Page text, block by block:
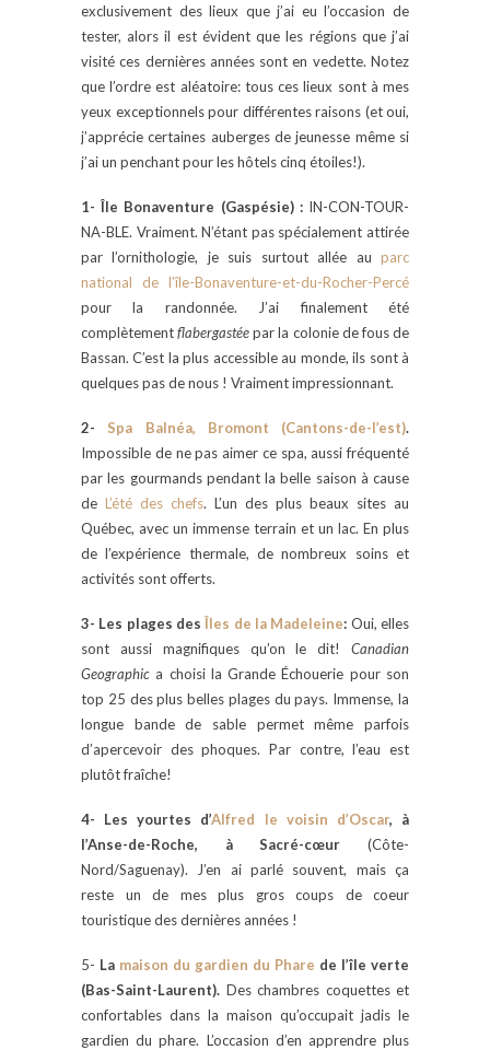
exclusivement des lieux que j’ai eu l’occasion de
tester, alors il est évident que les régions que j’ai
visité ces dernières années sont en vedette. Notez
que l’ordre est aléatoire: tous ces lieux sont à mes
yeux exceptionnels pour différentes raisons (et oui,
j’apprécie certaines auberges de jeunesse même si
j’ai un penchant pour les hôtels cinq étoiles!).
1- Île Bonaventure (Gaspésie) :IN-CON-TOUR-
NA-BLE. Vraiment. N’étant pas spécialement attirée
par l’ornithologie, je suis surtout allée au parc
national de l’île-Bonaventure-et-du-Rocher-Percé
pour la randonnée. J’ai finalement été
complètementflabergastéepar la colonie de fous de
Bassan. C’est la plus accessible au monde, ils sont à
quelques pas de nous ! Vraiment impressionnant.
2- Spa Balnéa, Bromont (Cantons-de-l’est).
Impossible de ne pas aimer ce spa, aussi fréquenté
par les gourmands pendant la belle saison à cause
de L’été des chefs. L’un des plus beaux sites au
Québec, avec un immense terrain et un lac. En plus
de l’expérience thermale, de nombreux soins et
activités sont offerts.
3- Les plages desÎles de la Madeleine: Oui, elles
sont aussi magnifiques qu’on le dit! Canadian
Geographic a choisi la Grande Échouerie pour son
top 25 des plus belles plages du pays. Immense, la
longue bande de sable permet même parfois
d’apercevoir des phoques. Par contre, l’eau est
plutôt fraîche!
4- Les yourtes d’Alfred le voisin d’Oscar, à
l’Anse-de-Roche, à Sacré-cœur (Côte-
Nord/Saguenay). J’en ai parlé souvent, mais ça
reste un de mes plus gros coups de coeur
touristique des dernières années !
5- La maison du gardien du Phare de l’île verte
(Bas-Saint-Laurent). Des chambres coquettes et
confortables dans la maison qu’occupait jadis le
gardien du phare. L’occasion d’en apprendre plus